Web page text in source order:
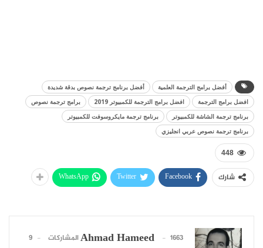
أفضل برامج الترجمة العلمية
أفضل برنامج ترجمة نصوص بدقة شديدة
افضل برامج الترجمة
افضل برامج الترجمة للكمبيوتر 2019
برامج ترجمة نصوص
برنامج ترجمة الشاشة للكمبيوتر
برنامج ترجمة مايكروسوفت للكمبيوتر
برنامج ترجمة نصوص عربي انجليزي
448
شارك Facebook
Twitter
WhatsApp
Ahmad Hameed 1663 المشاركات
9